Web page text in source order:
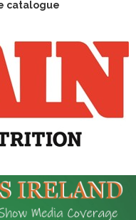
catalogue